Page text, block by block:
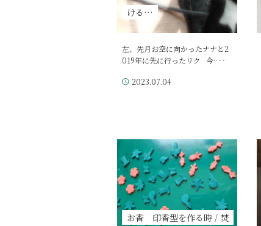
ける…
左、先月お空に向かったナナと2
019年に先に行ったリク 今……
2023.07.04
お香 印香型を作る時 / 焚